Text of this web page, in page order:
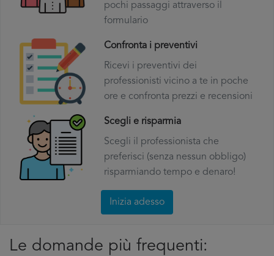
pochi passaggi attraverso il
formulario
Confronta i preventivi
Ricevi i preventivi dei
professionisti vicino a te in poche
ore e confronta prezzi e recensioni
Scegli e risparmia
Scegli il professionista che
preferisci (senza nessun obbligo)
risparmiando tempo e denaro!
Inizia adesso
Le domande più frequenti: